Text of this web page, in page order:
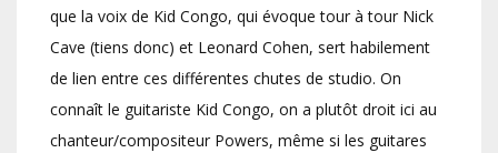
que la voix de Kid Congo, qui évoque tour à tour Nick
Cave (tiens donc) et Leonard Cohen, sert habilement
de lien entre ces différentes chutes de studio. On
connaît le guitariste Kid Congo, on a plutôt droit ici au
chanteur/compositeur Powers, même si les guitares